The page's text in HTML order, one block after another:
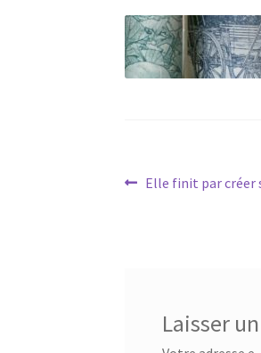
Navigation
Article
Elle finit par créer
Laisser